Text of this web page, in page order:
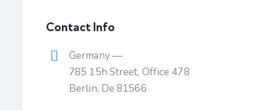
Contact Info
Germany —
785 15h Street, Office 478
Berlin, De 81566